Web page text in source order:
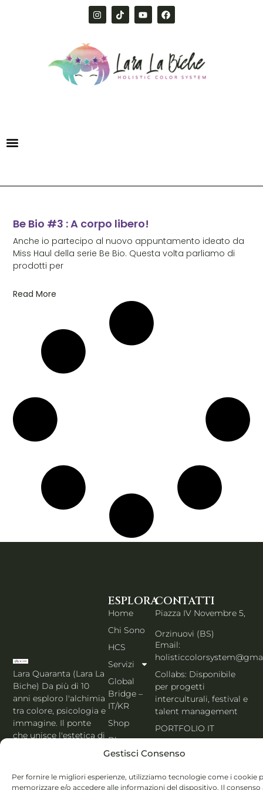
Gestisci Consenso
Per fornire le migliori esperienze, utilizziamo tecnologie come i cookie
memorizzare e/o accedere alle informazioni del dispositivo. Il consenso
Be Bio #3 : A corpo libero!
Anche io partecipo al nuovo appuntamento ideato da
Miss Haul della serie Be Bio. Questa volta parliamo di
prodotti per
Read More
Lara Quaranta (Lara La
Biche) Da più di 10
anni esploro l'alchimia
tra colore, psicologia e
immagine. Il ponte
che unisce l'estetica di
MBTI, Enneagramma &
Holistic Color
ESPLORA
Home
Chi Sono
HCS
Servizi
Global
Bridge –
IT/KR
Shop
Blog
Contatti
Italiano
CONTATTI
Piazza IV Novembre 5,
Orzinuovi (BS)
Email:
Collabs: Disponibile
per progetti
interculturali, festival e
talent management
PORTFOLIO IT